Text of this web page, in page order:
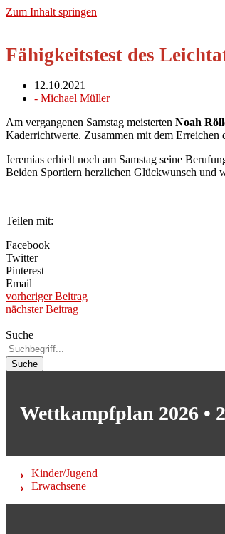
Zum Inhalt springen
Fähigkeitstest des
12.10.2021
- Michael Müller
Am vergangenen Samstag meisterten Noah
Kaderrichtwerte. Zusammen mit dem
Jeremias erhielt noch am Samstag seine
Beiden Sportlern herzlichen Glückwunsch und
Teilen mit:
Facebook
Twitter
Pinterest
Email
vorheriger Beitrag
nächster Beitrag
Suche
Suche
Wettkampfplan 2026 •
Kinder/Jugend
Erwachsene